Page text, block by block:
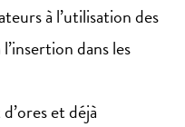
à l’utilisation des
dans les
et déjà